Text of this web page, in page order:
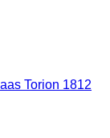
Torion 1812